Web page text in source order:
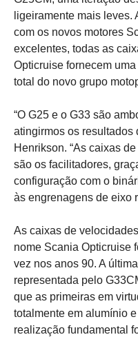
ligeiramente mais
com os novos motores
excelentes, todas as
Opticruise fornecem
total do novo grupo
“O G25 e o G33 são
atingirmos os resultados
Henrikson. “As caixas
são os facilitadores,
configuração com o
às engrenagens de eixo
As caixas de
nome Scania Opticruise
vez nos anos 90. A
representada pelo
que as primeiras em
totalmente em alumínio
realização fundamental